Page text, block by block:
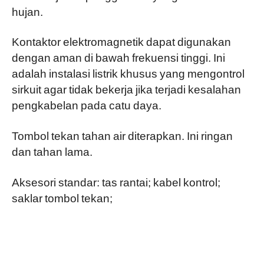
hujan.
Kontaktor elektromagnetik dapat digunakan
dengan aman di bawah frekuensi tinggi. Ini
adalah instalasi listrik khusus yang mengontrol
sirkuit agar tidak bekerja jika terjadi kesalahan
pengkabelan pada catu daya.
Tombol tekan tahan air diterapkan. Ini ringan
dan tahan lama.
Aksesori standar: tas rantai; kabel kontrol;
saklar tombol tekan;